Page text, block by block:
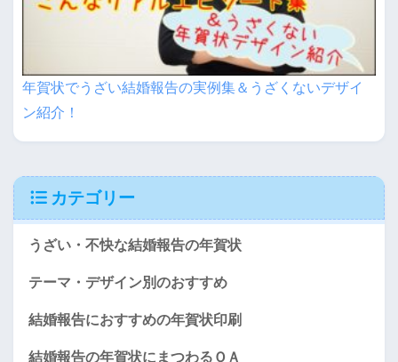
年賀状でうざい結婚報告の実例集＆うざくないデザイ
ン紹介！
カテゴリー
うざい・不快な結婚報告の年賀状
テーマ・デザイン別のおすすめ
結婚報告におすすめの年賀状印刷
結婚報告の年賀状にまつわるＱＡ